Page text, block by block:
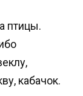
птицы.
кабачок.